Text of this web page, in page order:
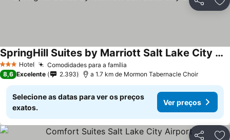
Partilhar
3 EstrelasHotel Comodidades para a família
SpringHill Suites by Marriott Salt Lake City Downtown
8,6 Excelente 2.393 a 1.7 km de Mormon Tabernacle Choir
Selecione as datas para ver os preços
exatos.
Ver preços